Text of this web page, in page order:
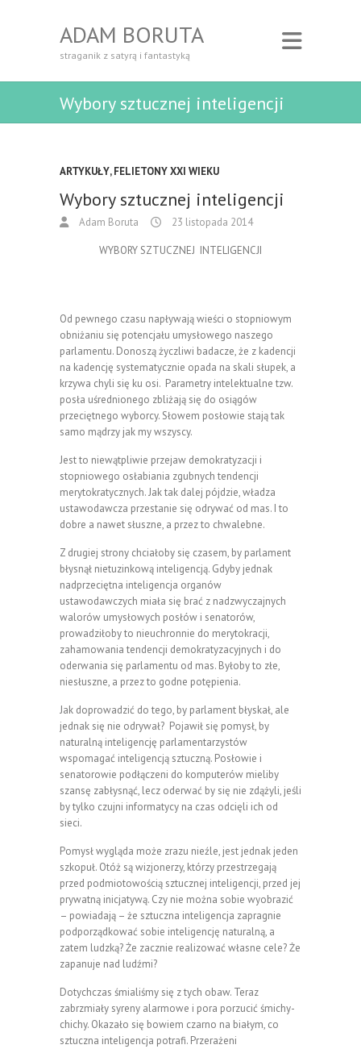
ADAM BORUTA
straganik z satyrą i fantastyką
Wybory sztucznej inteligencji
ARTYKUŁY,FELIETONY XXI WIEKU
Wybory sztucznej inteligencji
Adam Boruta 23 listopada 2014
WYBORY SZTUCZNEJ INTELIGENCJI
Od pewnego czasu napływają wieści o stopniowym
obniżaniu się potencjału umysłowego naszego
parlamentu. Donoszą życzliwi badacze, że z kadencji
na kadencję systematycznie opada na skali słupek, a
krzywa chyli się ku osi. Parametry intelektualne tzw.
posła uśrednionego zbliżają się do osiągów
przeciętnego wyborcy. Słowem posłowie stają tak
samo mądrzy jak my wszyscy.
Jest to niewątpliwie przejaw demokratyzacji i
stopniowego osłabiania zgubnych tendencji
merytokratycznych. Jak tak dalej pójdzie, władza
ustawodawcza przestanie się odrywać od mas. I to
dobre a nawet słuszne, a przez to chwalebne.
Z drugiej strony chciałoby się czasem, by parlament
błysnął nietuzinkową inteligencją. Gdyby jednak
nadprzeciętna inteligencja organów
ustawodawczych miała się brać z nadzwyczajnych
walorów umysłowych posłów i senatorów,
prowadziłoby to nieuchronnie do merytokracji,
zahamowania tendencji demokratyzacyjnych i do
oderwania się parlamentu od mas. Byłoby to złe,
niesłuszne, a przez to godne potępienia.
Jak doprowadzić do tego, by parlament błyskał, ale
jednak się nie odrywał? Pojawił się pomysł, by
naturalną inteligencję parlamentarzystów
wspomagać inteligencją sztuczną. Posłowie i
senatorowie podłączeni do komputerów mieliby
szansę zabłysnąć, lecz oderwać by się nie zdążyli, jeśli
by tylko czujni informatycy na czas odcięli ich od
sieci.
Pomysł wygląda może zrazu nieźle, jest jednak jeden
szkopuł. Otóż są wizjonerzy, którzy przestrzegają
przed podmiotowością sztucznej inteligencji, przed jej
prywatną inicjatywą. Czy nie można sobie wyobrazić
– powiadają – że sztuczna inteligencja zapragnie
podporządkować sobie inteligencję naturalną, a
zatem ludzką? Że zacznie realizować własne cele? Że
zapanuje nad ludźmi?
Dotychczas śmialiśmy się z tych obaw. Teraz
zabrzmiały syreny alarmowe i pora porzucić śmichy-
chichy. Okazało się bowiem czarno na białym, co
sztuczna inteligencja potrafi. Przerażeni